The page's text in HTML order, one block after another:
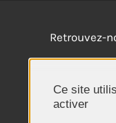
Ce site
activer
Retrouvez-